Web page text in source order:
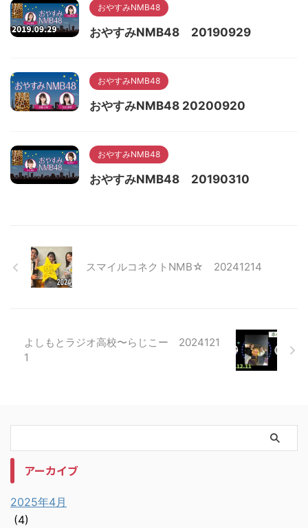
おやすみNMB48
おやすみNMB48 20190929
おやすみNMB48
おやすみNMB48 20200920
おやすみNMB48
おやすみNMB48 20190310
スマイルコネクトNMB☆ 20241214
よしもとラジオ高校〜らじこー 2024121
1
アーカイブ
2025年4月
(4)